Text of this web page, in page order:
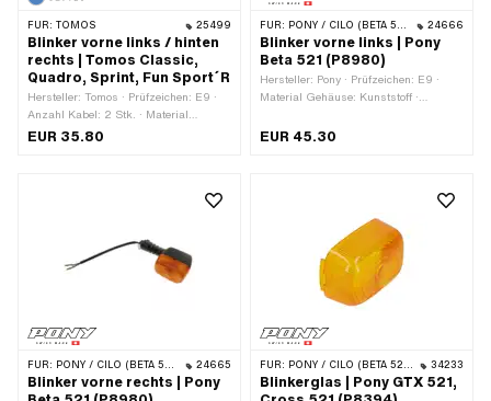
FÜR: TOMOS 25499
Blinker vorne links / hinten
rechts | Tomos Classic,
Quadro, Sprint, Fun Sport´R
Hersteller: Tomos · Prüfzeichen: E9 ·
Anzahl Kabel: 2 Stk. · Material
Gehäuse: Kunststoff · Material Linse:
(Feingewinde) · Kabellänge: 190 mm ·
EUR 35.80
FÜR: PONY / CILO (BETA 521 & 512) 24666
Blinker vorne links | Pony
Beta 521 (P8980)
Hersteller: Pony · Prüfzeichen: E9 ·
Material Gehäuse: Kunststoff ·
orange · Farbe: schwarz · Spannung:
EUR 45.30
FÜR: PONY / CILO (BETA 521 & 512) 24665
Blinker vorne rechts | Pony
FÜR: PONY / CILO (BETA 521 & 512) 34233
Blinkerglas | Pony GTX 521,